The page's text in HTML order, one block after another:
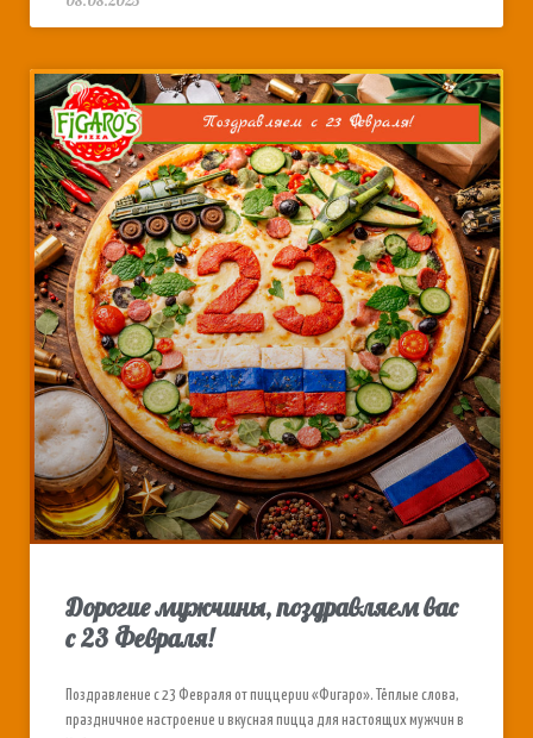
Дорогие мужчины, поздравляем вас
с 23 Февраля!
Поздравление с 23 Февраля от пиццерии «Фигаро». Тёплые слова,
праздничное настроение и вкусная пицца для настоящих мужчин в